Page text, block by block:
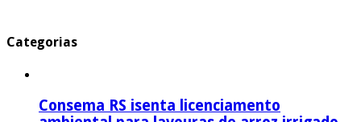
Categorias
Consema RS isenta licenciamento